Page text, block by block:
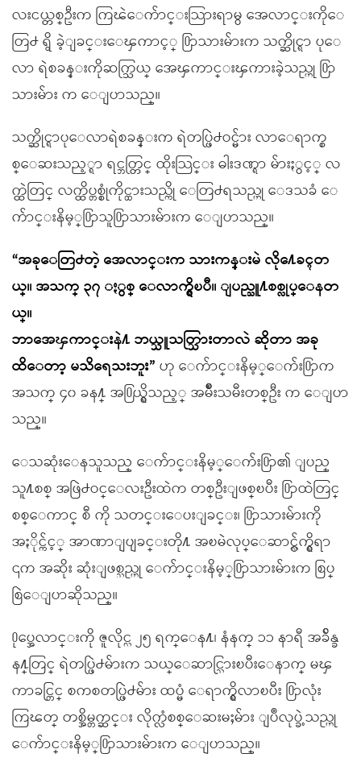
လးငယ္တစ္ဦးက ကြၽဲေက်ာင္းသြားရာမွ အေလာင္းကိုေ
တြ႕ ရွိ ခဲ့ျခင္းေၾကာင့္ ႐ြာသားမ်ားက သက္ဆိုင္ရာ ပုေ
လာ ရဲစခန္းကိုဆက္သြယ္ အေၾကာင္းၾကားခဲ့သည္ဟု ႐ြာ
သားမ်ား က ေျပာသည္။
သက္ဆိုင္ရာပုေလာရဲစခန္းက ရဲတပ္ဖြဲ႕ဝင္မ်ား လာေရာက္စ
စ္ေဆးသည့္ရာ ရင္ဘတ္တြင္ ထိုးသြင္း ဓါးဒဏ္ရာ မ်ားႏွင့္ လ
က္ထဲတြင္ လက္ထိပ္တစ္စုံကိုင္ထားသည္ကို ေတြ႕ရသည္ဟု ေဒသခံ ေ
က်ာင္းနိမ့္႐ြာသူ႐ြာသားမ်ားက ေျပာသည္။
“အခုေတြ႕တဲ့ အေလာင္းက သားကန္းမဲ လို႔ေခၚတ
ယ္။ အသက္ ၃၇ ႏွစ္ ေလာက္ရွိၿပီ။ ျပည္သူ႔စစ္လုပ္ေနတ
ယ္။
ဘာအေၾကာင္းနဲ႔ ဘယ္သူသတ္သြားတာလဲ ဆိုတာ အခု
ထိေတာ့ မသိရေသးဘူး” ဟု ေက်ာင္းနိမ့္ေက်း႐ြာက
အသက္ ၄၀ ခန႔္ အ႐ြယ္ရွိသည့္ အမ်ိဳးသမီးတစ္ဦး က ေျပာ
သည္။
ေသဆုံးေနသူသည္ ေက်ာင္းနိမ့္ေက်း႐ြာ၏ ျပည္
သူ႔စစ္ အဖြဲ႕ဝင္ေလးဦးထဲက တစ္ဦးျဖစ္ၿပီး ႐ြာထဲတြင္
စစ္ေကာင္ စီ ကို သတင္းေပးျခင္း၊ ႐ြာသားမ်ားကို
အႏိုင္က်င့္ အာဏာျပျခင္းတို႔ အၿမဲလုပ္ေဆာင္လွ်က္ရွိရာ
၎က အဆိုး ဆုံးျဖစ္သည္ဟု ေက်ာင္းနိမ့္႐ြာသားမ်ားက စြပ္
စြဲေျပာဆိုသည္။
႐ုပ္အေလာင္းကို ဇူလိုင္လ ၂၅ ရက္ေန႔၊ နံနက္ ၁၁ နာရီ အခ်ိန္ခ
န႔္တြင္ ရဲတပ္ဖြဲ႕မ်ားက သယ္ေဆာင္သြားၿပီးေနာက္ မၾ
ကာခင္တြင္ စကစတပ္ဖြဲ႕မ်ား ထပ္မံ ေရာက္ရွိလာၿပီး ႐ြာလုံး
ကြၽတ္ တစ္အိမ္တက္ဆင္း လိုက္လံစစ္ေဆးမႈမ်ား ျပဳလုပ္ခဲ့သည္ဟု
ေက်ာင္းနိမ့္႐ြာသားမ်ားက ေျပာသည္။